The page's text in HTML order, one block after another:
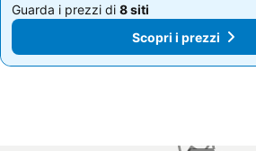
Guarda i prezzi di 8 siti
Scopri i prezzi
Guarda i prezzi di 8 siti
Scopri i prezzi